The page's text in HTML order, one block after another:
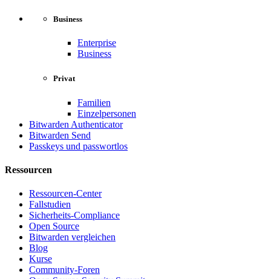
Business
Enterprise
Business
Privat
Familien
Einzelpersonen
Bitwarden Authenticator
Bitwarden Send
Passkeys und passwortlos
Ressourcen
Ressourcen-Center
Fallstudien
Sicherheits-Compliance
Open Source
Bitwarden vergleichen
Blog
Kurse
Community-Foren